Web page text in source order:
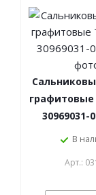
графитовые
30969031-
В
Арт.: